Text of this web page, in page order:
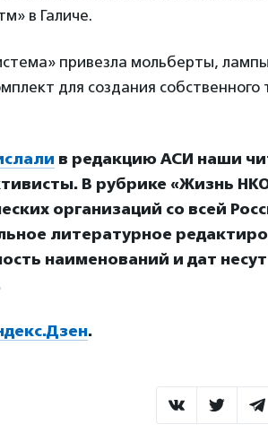
в Галиче.
привезла мольберты,
для создания собственного
в редакцию АСИ наши
В рубрике «Жизнь
организаций со всей
литературное
наименований и дат несут
.